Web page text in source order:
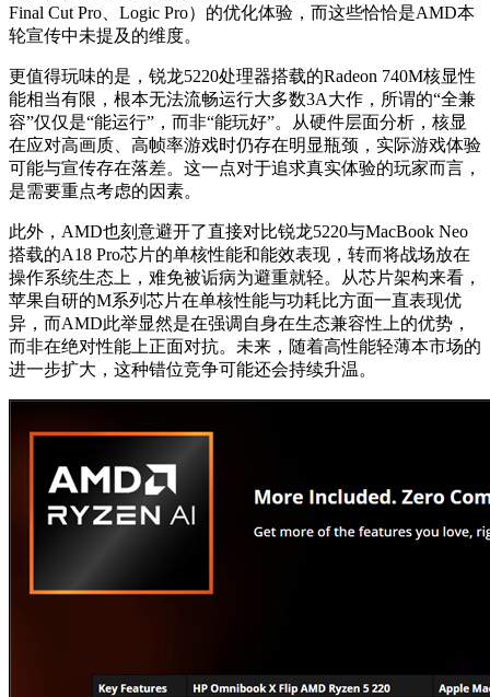
Final Cut Pro、Logic Pro）的优化体验，而这些恰恰是AMD本
轮宣传中未提及的维度。
更值得玩味的是，锐龙5220处理器搭载的Radeon 740M核显性
能相当有限，根本无法流畅运行大多数3A大作，所谓的“全兼
容”仅仅是“能运行”，而非“能玩好”。从硬件层面分析，核显
在应对高画质、高帧率游戏时仍存在明显瓶颈，实际游戏体验
可能与宣传存在落差。这一点对于追求真实体验的玩家而言，
是需要重点考虑的因素。
此外，AMD也刻意避开了直接对比锐龙5220与MacBook Neo
搭载的A18 Pro芯片的单核性能和能效表现，转而将战场放在
操作系统生态上，难免被诟病为避重就轻。从芯片架构来看，
苹果自研的M系列芯片在单核性能与功耗比方面一直表现优
异，而AMD此举显然是在强调自身在生态兼容性上的优势，
而非在绝对性能上正面对抗。未来，随着高性能轻薄本市场的
进一步扩大，这种错位竞争可能还会持续升温。